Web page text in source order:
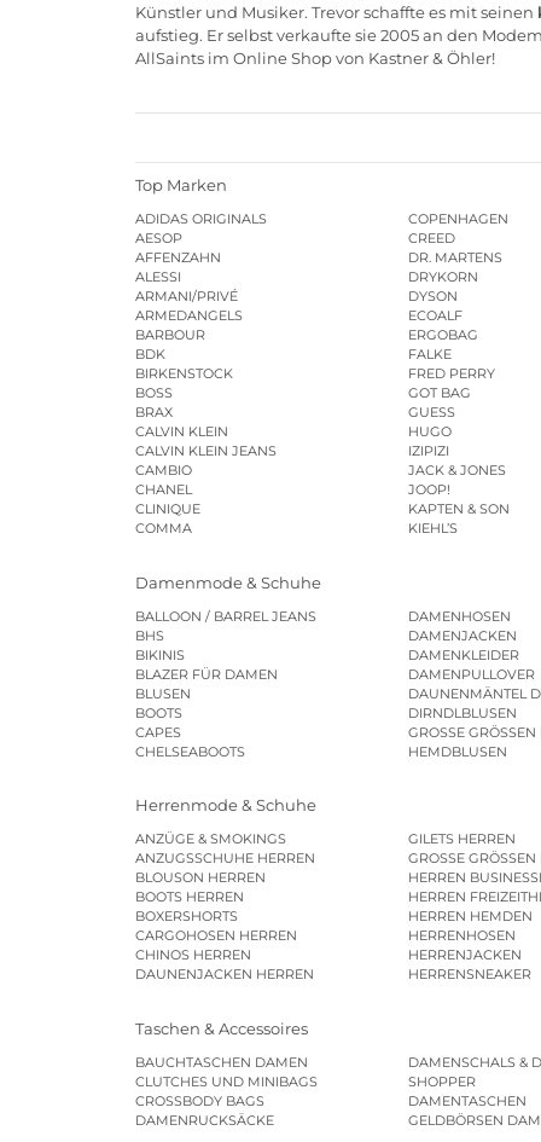
Künstler und Musiker. Trevor schaffte es mit seinen
aufstieg. Er selbst verkaufte sie 2005 an den
AllSaints im Online Shop von Kastner & Öhler!
Top Marken
ADIDAS ORIGINALS
AESOP
AFFENZAHN
ALESSI
ARMANI/PRIVÉ
ARMEDANGELS
BARBOUR
BDK
BIRKENSTOCK
BOSS
BRAX
CALVIN KLEIN
CALVIN KLEIN JEANS
CAMBIO
CHANEL
CLINIQUE
COMMA
COPENHAGEN
CREED
DR. MARTENS
DRYKORN
DYSON
ECOALF
ERGOBAG
FALKE
FRED PERRY
GOT BAG
GUESS
HUGO
IZIPIZI
JACK & JONES
JOOP!
KAPTEN & SON
KIEHL’S
Damenmode & Schuhe
BALLOON / BARREL JEANS
BHS
BIKINIS
BLAZER FÜR DAMEN
BLUSEN
BOOTS
CAPES
CHELSEABOOTS
DAMENHOSEN
DAMENJACKEN
DAMENKLEIDER
DAMENPULLOVER
DAUNENMÄNTEL
DIRNDLBLUSEN
GROSSE
HEMDBLUSEN
Herrenmode & Schuhe
ANZÜGE & SMOKINGS
ANZUGSSCHUHE HERREN
BLOUSON HERREN
BOOTS HERREN
BOXERSHORTS
CARGOHOSEN HERREN
CHINOS HERREN
DAUNENJACKEN HERREN
GILETS HERREN
GROSSE GRÖSSEN
HERREN
HERREN
HERREN HEMDEN
HERRENHOSEN
HERRENJACKEN
HERRENSNEAKER
Taschen & Accessoires
BAUCHTASCHEN DAMEN
CLUTCHES UND MINIBAGS
CROSSBODY BAGS
DAMENRUCKSÄCKE
DAMENSCHALS &
SHOPPER
DAMENTASCHEN
GELDBÖRSEN